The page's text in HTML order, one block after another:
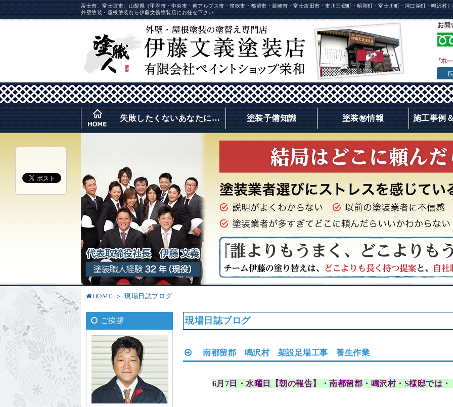
富士市、富士宮市、山梨県（甲府市・中央市・南アルプス市・笛吹市・都留市・韮崎市・富士吉田市・市川三郷町・昭和町・富士川町・河口湖町・鳴沢村
外壁塗装・屋根塗装なら伊藤文義塗装店にお任せ下さい
失敗したくないあなたに… 塗装予備知識 塗装㊙情報 施工事例
HOME 現場日誌ブログ
ご挨拶 現場日誌ブログ
南都留郡 鳴沢村 架設足場工事 養生作業
6月7日・水曜日【朝の報告】・南都留郡・鳴沢村・S様邸では・